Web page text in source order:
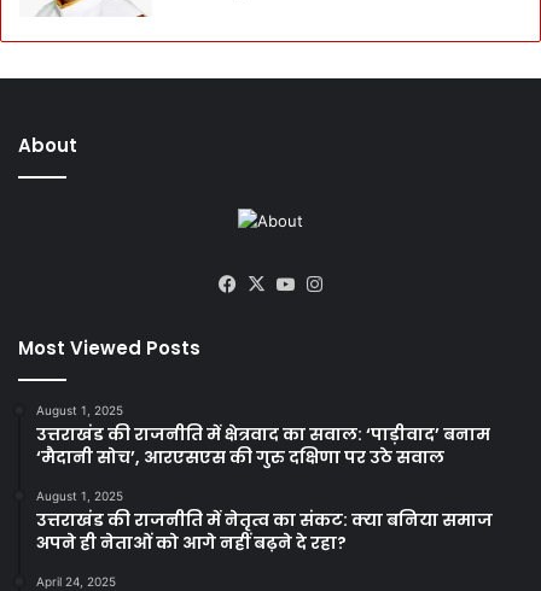
About
Facebook
X YouTube
Most Viewed Posts
August 1, 2025
उत्तराखंड की राजनीति में क्षेत्रवाद का सवाल: ‘पाड़ीवाद’ बनाम
‘मैदानी सोच’, आरएसएस की गुरु दक्षिणा पर उठे सवाल
August 1, 2025
उत्तराखंड की राजनीति में नेतृत्व का संकट: क्या बनिया समाज
अपने ही नेताओं को आगे नहीं बढ़ने दे रहा?
April 24, 2025